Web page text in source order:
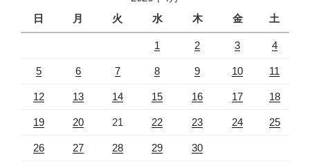
日
月 火 水 木 金 土
1 2 3 4
5 6 7 8 9 10 11
12 13 14 15 16 17 18
19 20 21 22 23 24 25
26 27 28 29 30